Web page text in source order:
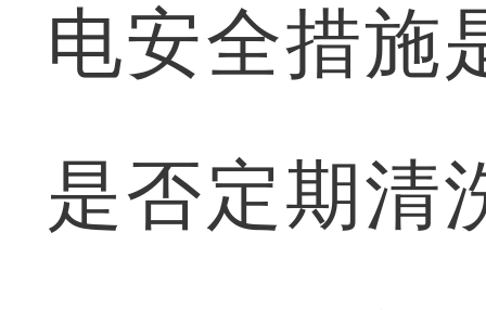
电安全措施
是否定期清